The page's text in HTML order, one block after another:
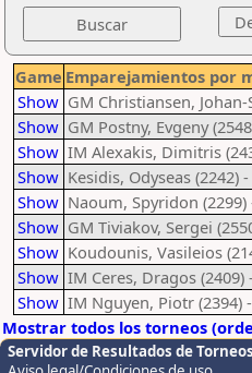
Game Emparejamientos por
Show GM Christiansen,
Show GM Postny, Evgeny
Show IM Alexakis, Dimitris
Show Kesidis, Odyseas
Show Naoum, Spyridon
Show GM Tiviakov, Sergei
Show Koudounis, Vasileios
Show IM Ceres, Dragos
Show IM Nguyen, Piotr (2394)
Mostrar todos los torneos
Servidor de Resultados de